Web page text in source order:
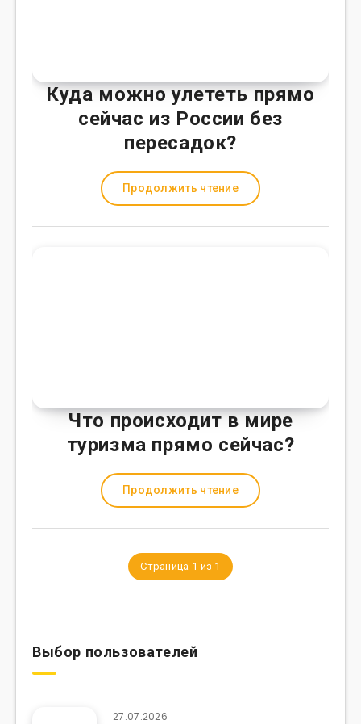
Куда можно улететь прямо
сейчас из России без
пересадок?
Продолжить чтение
Что происходит в мире
туризма прямо сейчас?
Продолжить чтение
Страница 1 из 1
Выбор пользователей
27.07.2026